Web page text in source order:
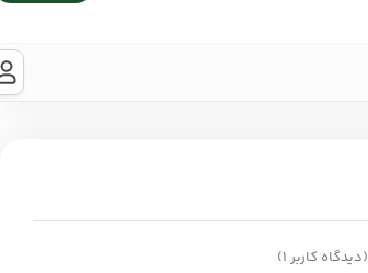
(دیدگاه کاربر 1
)